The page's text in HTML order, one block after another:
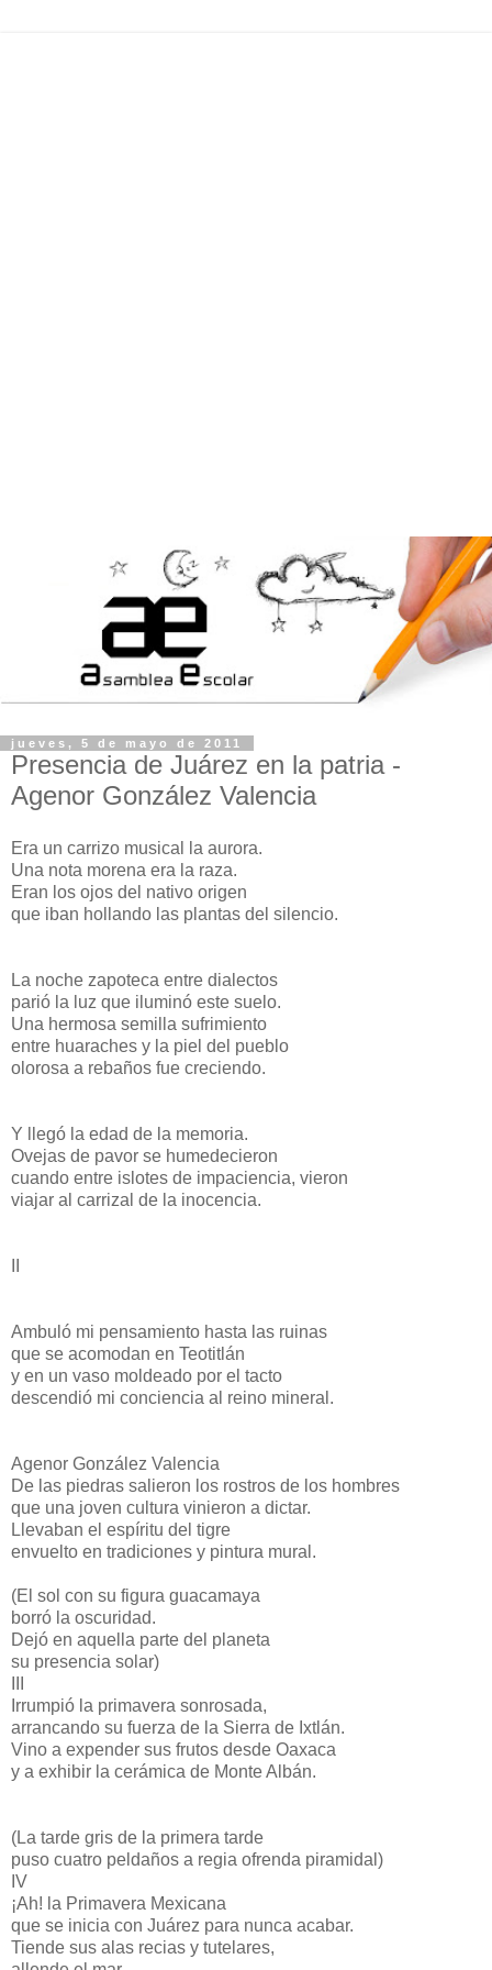
jueves, 5 de mayo de 2011
Presencia de Juárez en la patria -
Agenor González Valencia
Era un carrizo musical la aurora.
Una nota morena era la raza.
Eran los ojos del nativo origen
que iban hollando las plantas del silencio.
La noche zapoteca entre dialectos
parió la luz que iluminó este suelo.
Una hermosa semilla sufrimiento
entre huaraches y la piel del pueblo
olorosa a rebaños fue creciendo.
Y llegó la edad de la memoria.
Ovejas de pavor se humedecieron
cuando entre islotes de impaciencia, vieron
viajar al carrizal de la inocencia.
Ambuló mi pensamiento hasta las ruinas
que se acomodan en Teotitlán
y en un vaso moldeado por el tacto
descendió mi conciencia al reino mineral.
Agenor González Valencia
De las piedras salieron los rostros de los hombres
que una joven cultura vinieron a dictar.
Llevaban el espíritu del tigre
envuelto en tradiciones y pintura mural.
(El sol con su figura guacamaya
borró la oscuridad.
Dejó en aquella parte del planeta
su presencia solar)
Irrumpió la primavera sonrosada,
arrancando su fuerza de la Sierra de Ixtlán.
Vino a expender sus frutos desde Oaxaca
y a exhibir la cerámica de Monte Albán.
(La tarde gris de la primera tarde
puso cuatro peldaños a regia ofrenda piramidal)
IV
¡Ah! la Primavera Mexicana
que se inicia con Juárez para nunca acabar.
Tiende sus alas recias y tutelares,